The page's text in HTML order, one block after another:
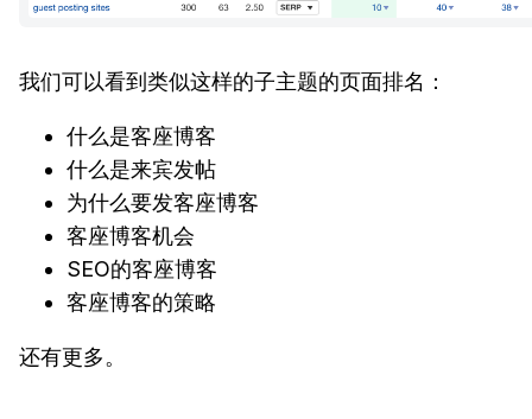
我们可以看到类似这样的子主题的页面排名：
什么是客座博客
什么是来宾发帖
为什么要发客座博客
客座博客机会
SEO的客座博客
客座博客的策略
还有更多。